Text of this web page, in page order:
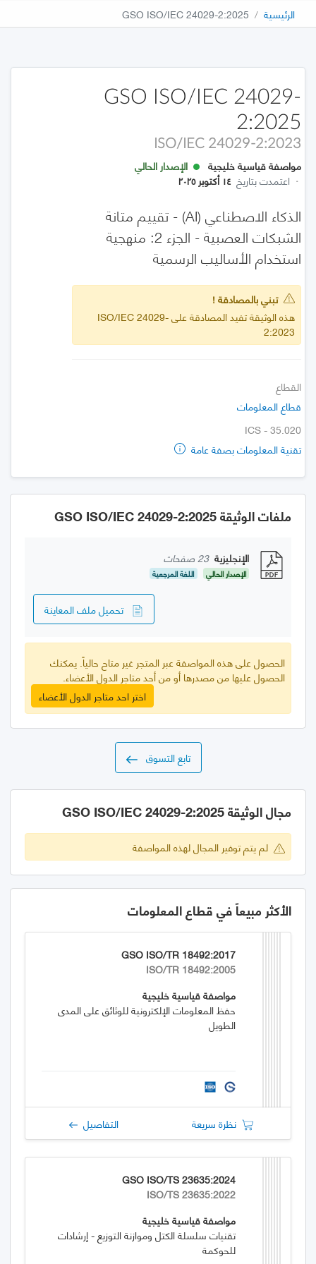
الرئيسية GSO ISO/IEC 24029-2:2025
GSO ISO/IEC 24029-
2:2025
ISO/IEC 24029-2:2023
مواصفة قياسية خليجية
الإصدار الحالي
· اعتمدت بتاريخ ١٤ أكتوبر ٢٠٢٥
الذكاء الاصطناعي (AI) - تقييم متانة
الشبكات العصبية - الجزء 2: منهجية
استخدام الأساليب الرسمية
تبني بالمصادقة !
هذه الوثيقة تفيد المصادقة على ISO/IEC 24029-
2:2023
القطاع
قطاع المعلومات
ICS - 35.020
تقنية المعلومات بصفة عامة
ملفات الوثيقة GSO ISO/IEC 24029-2:2025
الإنجليزية 23 صفحات
الإصدار الحالي اللغة المرجعية
تحميل ملف المعاينة
الحصول على هذه المواصفة عبر المتجر غير متاح حالياً. يمكنك
الحصول عليها من مصدرها أو من أحد متاجر الدول الأعضاء.
اختر احد متاجر الدول الأعضاء
تابع التسوق
مجال الوثيقة GSO ISO/IEC 24029-2:2025
لم يتم توفير المجال لهذه المواصفة
الأكثر مبيعاً في قطاع المعلومات
GSO ISO/TR 18492:2017
ISO/TR 18492:2005
مواصفة قياسية خليجية
حفظ المعلومات الإلكترونية للوثائق على المدى
الطويل
نظرة سريعة التفاصيل
GSO ISO/TS 23635:2024
ISO/TS 23635:2022
مواصفة قياسية خليجية
تقنيات سلسلة الكتل وموازنة التوزيع - إرشادات
للحوكمة